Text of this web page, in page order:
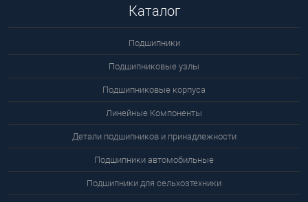
Каталог
Подшипники
Подшипниковые узлы
Подшипниковые корпуса
Линейные Компоненты
Детали подшипников и принадлежности
Подшипники автомобильные
Подшипники для сельхозтехники